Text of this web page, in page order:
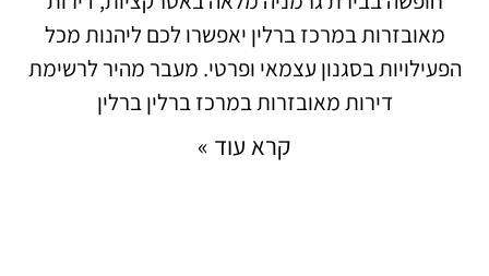
מאובזרות במרכז ברלין יאפשרו לכם ליהנות מכל
הפעילויות בסגנון עצמאי ופרטי. מעבר מהיר לרשימת
דירות מאובזרות במרכז ברלין ברלין
קרא עוד »